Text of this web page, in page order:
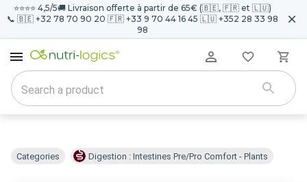
⭐️⭐️⭐️⭐️ 4,5/5🚚 Livraison offerte à partir de 65€ (🇧🇪, 🇫🇷 et 🇱🇺)
📞 🇧🇪 +32 78 70 90 20 🇫🇷 +33 9 70 44 16 45 🇱🇺 +352 28 33 98
98
Categories Digestion : Intestines Pre/Pro Comfort - Plants